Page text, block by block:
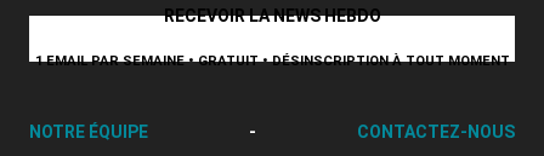
RECEVOIR LA NEWS HEBDO
1 EMAIL PAR SEMAINE • GRATUIT • DÉSINSCRIPTION À TOUT MOMENT
NOTRE ÉQUIPE - CONTACTEZ-NOUS